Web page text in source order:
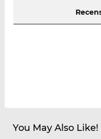
You May Also Like!